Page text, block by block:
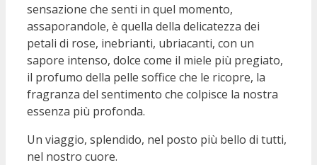
sensazione che senti in quel momento,
assaporandole, è quella della delicatezza dei
petali di rose, inebrianti, ubriacanti, con un
sapore intenso, dolce come il miele più pregiato,
il profumo della pelle soffice che le ricopre, la
fragranza del sentimento che colpisce la nostra
essenza più profonda.
Un viaggio, splendido, nel posto più bello di tutti,
nel nostro cuore.